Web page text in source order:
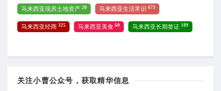
马来西亚现房土地资产 20 马来西亚生活常识 673
马来西亚经商 325 马来西亚美食 60 马来西亚长期签证 189
关注小曹公众号，获取精华信息